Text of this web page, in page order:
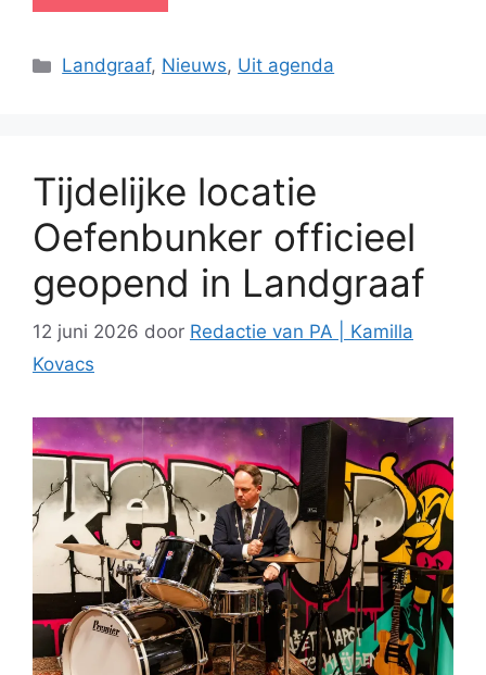
Categorieën
Landgraaf, Nieuws, Uit agenda
Tijdelijke locatie
Oefenbunker officieel
geopend in Landgraaf
12 juni 2026 door Redactie van PA | Kamilla
Kovacs